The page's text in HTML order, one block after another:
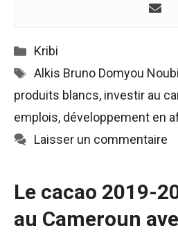
Catégories
Kribi
Étiquettes
Alkis Bruno Domyou Noubi
produits blancs, investir au
emplois, développement en
Laisser un commentaire
Le cacao 2019-
au Cameroun